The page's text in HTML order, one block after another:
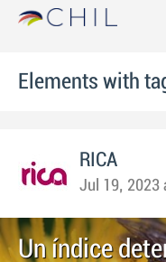
Elements with
RICA
Jul 19, 2023
Un índice